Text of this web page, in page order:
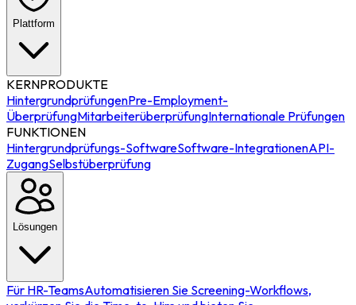
Plattform
KERNPRODUKTE
HintergrundprüfungenPre-Employment-
ÜberprüfungMitarbeiterüberprüfungInternationale Prüfungen
FUNKTIONEN
Hintergrundprüfungs-SoftwareSoftware-IntegrationenAPI-
ZugangSelbstüberprüfung
Lösungen
Für HR-TeamsAutomatisieren Sie Screening-Workflows,